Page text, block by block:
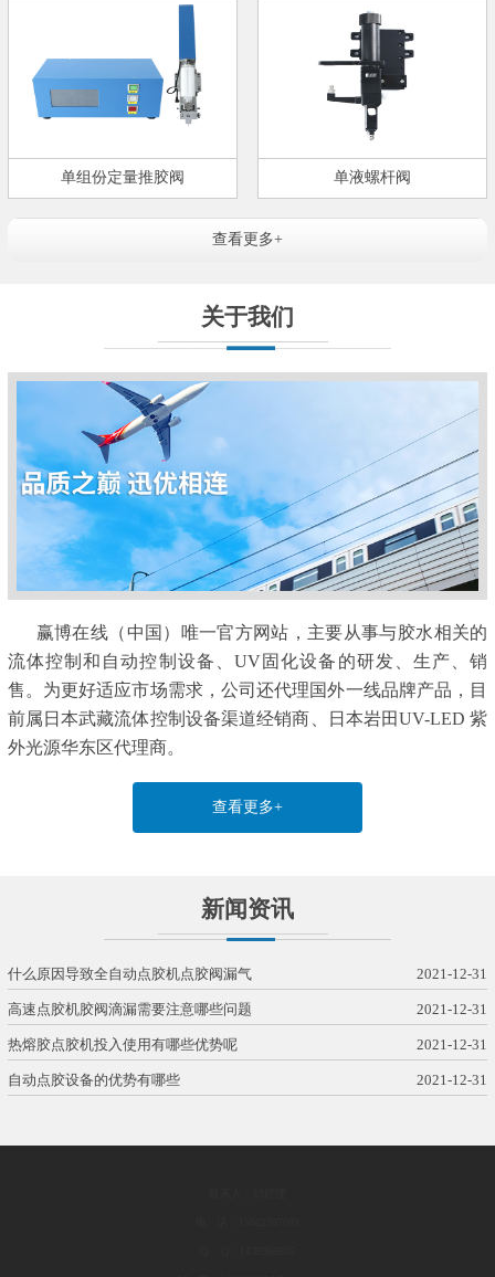
单组份定量推胶阀 单液螺杆阀
查看更多+
关于我们
赢博在线（中国）唯一官方网站，主要从事与胶水相关的
流体控制和自动控制设备、UV固化设备的研发、生产、销
售。为更好适应市场需求，公司还代理国外一线品牌产品，目
前属日本武藏流体控制设备渠道经销商、日本岩田UV-LED 紫
外光源华东区代理商。
查看更多+
新闻资讯
什么原因导致全自动点胶机点胶阀漏气 2021-12-31
高速点胶机胶阀滴漏需要注意哪些问题 2021-12-31
热熔胶点胶机投入使用有哪些优势呢 2021-12-31
自动点胶设备的优势有哪些 2021-12-31